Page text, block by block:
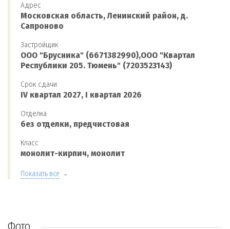
Адрес
Московская область, Ленинский район, д.
Сапроново
Застройщик
ООО "Брусника" (6671382990),ООО "Квартал
Республики 205. Тюмень" (7203523143)
Срок сдачи
IV квартал 2027, I квартал 2026
Отделка
без отделки, предчистовая
Класс
монолит-кирпич, монолит
Показать все
Фото